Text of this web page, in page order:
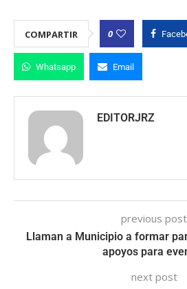
COMPARTIR 0
Whatsapp Email
EDITORJRZ
previous post
Llaman a Municipio a formar
apoyos para
next post